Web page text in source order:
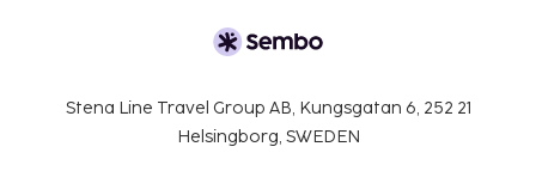
Stena Line Travel Group AB, Kungsgatan 6, 252 21
Helsingborg, SWEDEN